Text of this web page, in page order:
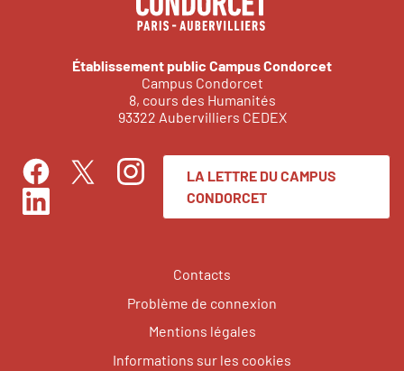
Établissement public Campus Condorcet
Campus Condorcet
8, cours des Humanités
93322 Aubervilliers CEDEX
FacebookTwitterInstagram
LinkedIn
LA LETTRE DU CAMPUS
CONDORCET
Contacts
Problème de connexion
Mentions légales
Informations sur les cookies